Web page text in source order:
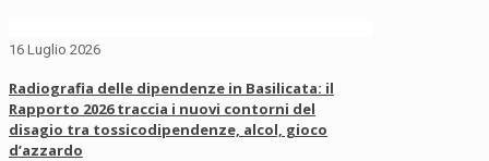
16 Luglio 2026
Radiografia delle dipendenze in Basilicata: il
Rapporto 2026 traccia i nuovi contorni del
disagio tra tossicodipendenze, alcol, gioco
d’azzardo